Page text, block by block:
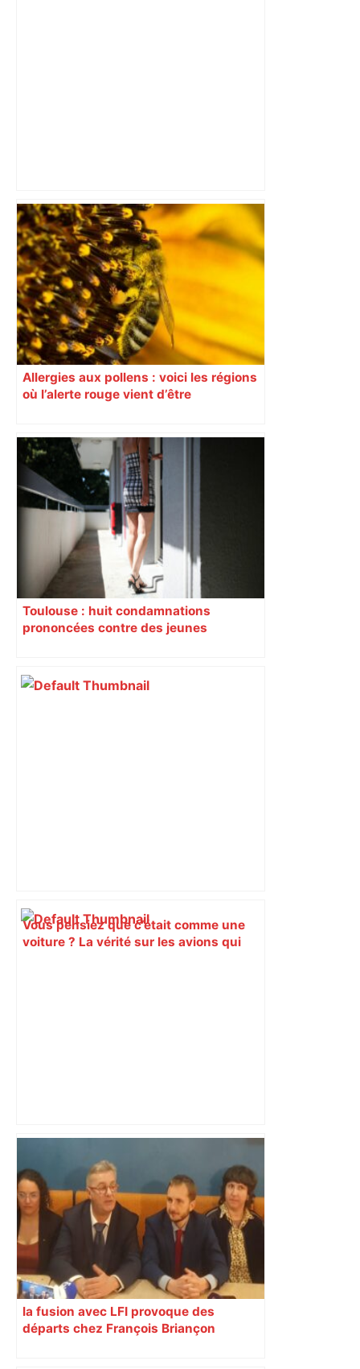
Capilla en bleu ciel pour combien de
temps encore ? Toulouse et l'UBB aux
aguets – Rugbynistere
Allergies aux pollens : voici les régions
où l’alerte rouge vient d’être
Toulouse : huit condamnations
prononcées contre des jeunes
Vous pensiez que c’était comme une
voiture ? La vérité sur les avions qui
Bilan du marché du logement neuf :
une lueur d'espoir pour l'immobilier à
Toulouse ? – Actu.fr
la fusion avec LFI provoque des
départs chez François Briançon